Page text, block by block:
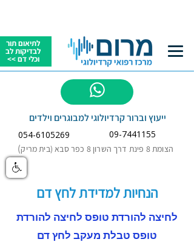
לתיאום תור
לבדיקות לב
וכלי דם >>
הצומת 8 פינת דרך השרון 8 כפר סבא (בית מריק )
054-6105269 09-7441155
ייעוץ וברור קרדיולוגי למבוגרים וילדים
לשאלות
הנחיות למדידת לחץ דם
לחיצה להורדת טופס לחיצה להורדת
טופס טבלת מעקב לחץ דם